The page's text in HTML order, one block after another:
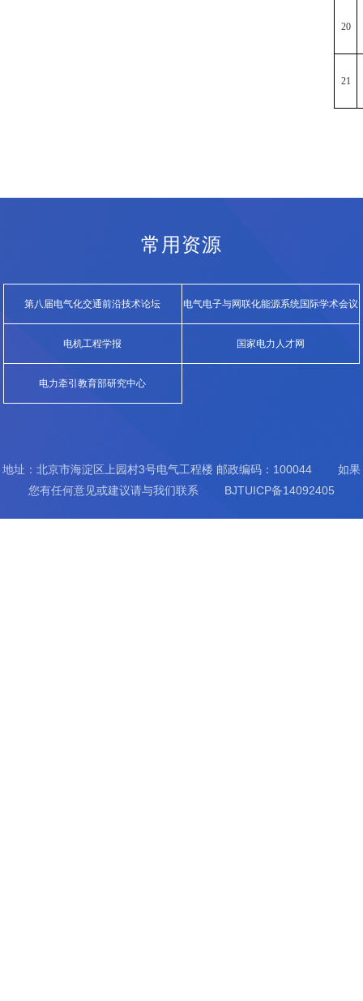
20
21
常用资源
第八届电气化交通前沿技术论坛 电气电子与网联化能源系统国际学术会议
（E...
电机工程学报 国家电力人才网
电力牵引教育部研究中心
地址：北京市海淀区上园村3号电气工程楼 邮政编码：100044 如果
您有任何意见或建议请与我们联系 BJTUICP备14092405